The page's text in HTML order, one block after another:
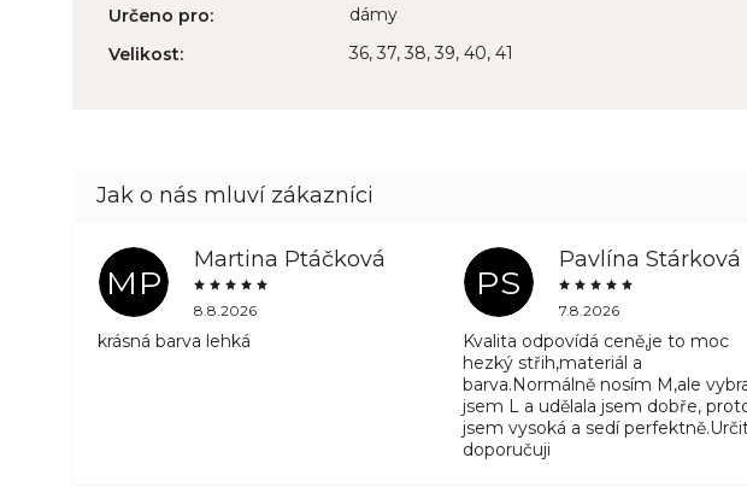
Určeno pro:
dámy
Velikost: 36, 37, 38, 39, 40, 41
MP
Martina Ptáčková
8.8.2026
krásná barva lehká
PS
Pavlína Stárková
7.8.2026
Kvalita odpovídá ceně,je to moc
hezký střih,materiál a
barva.Normálně nosím M,ale
jsem L a udělala jsem dobře,
jsem vysoká a sedí
doporučuji